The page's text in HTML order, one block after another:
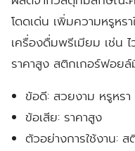
โดดเด่น เพิ่มความหรูหร
เครื่องดื่มพรีเมียม เช่น
ราคาสูง สติกเกอร์ฟอยล์
ข้อดี: สวยงาม หรูหร
ข้อเสีย: ราคาสูง
ตัวอย่างการใช้งาน: ส